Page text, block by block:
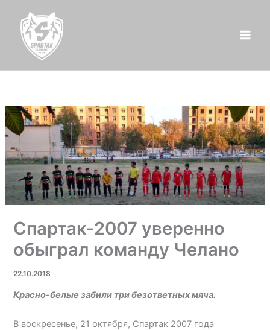
содержимому
Спартак-2007 уверенно
обыграл команду Челано
22.10.2018
Красно-белые забили три безответных мяча.
В воскресенье, 21 октября, Спартак 2007 года